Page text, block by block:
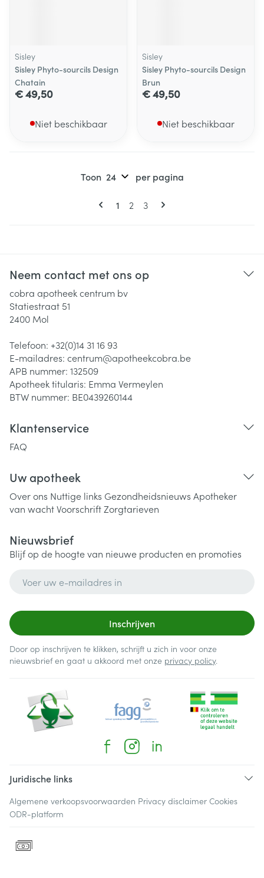
Sisley
Sisley Phyto-sourcils Design
Chatain
€ 49,50
Niet beschikbaar
Sisley
Sisley Phyto-sourcils Design
Brun
€ 49,50
Niet beschikbaar
Pagina's
U lees momenteel pagina
1 Pagina
2 Pagina
3
Toon per pagina
Neem contact met ons op
cobra apotheek centrum bv
Statiestraat 51
2400 Mol
Telefoon: +32(0)14 31 16 93
E-mailadres: centrum@apotheekcobra.be
APB nummer: 132509
Apotheek titularis: Emma Vermeylen
BTW nummer: BE0439260144
Klantenservice
FAQ
Uw apotheek
Over ons Nuttige links Gezondheidsnieuws Apotheker
van wachtVoorschriftZorgtarieven
Nieuwsbrief
Blijf op de hoogte van nieuwe producten en promoties
Inschrijven
Door op inschrijven te klikken, schrijft u zich in voor onze
nieuwsbrief en gaat u akkoord met onze privacy policy.
Juridische links
Algemene verkoopsvoorwaarden Privacy disclaimer Cookies
ODR-platform